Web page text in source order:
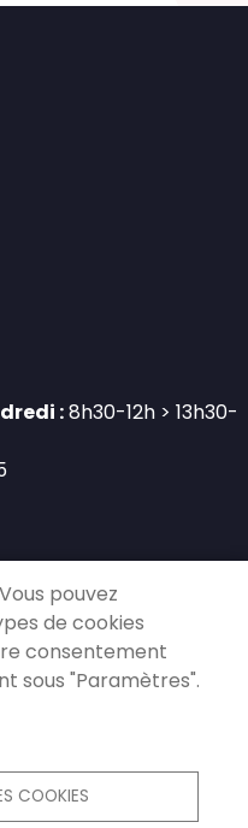
:8h30-12h > 13h30-
de
pouvez
de cookies
consentement
sous "Paramètres".
COOKIES